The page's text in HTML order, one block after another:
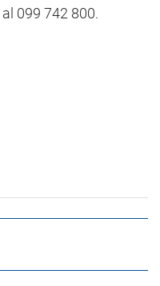
099 742 800.